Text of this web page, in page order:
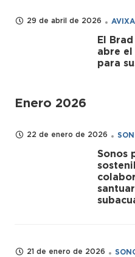
29 de abril de 2026 AVIXA
El
abre
para
Enero 2026
22 de enero de 2026
Sonos
21 de enero de 2026